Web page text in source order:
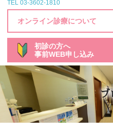
TEL 03-3602-1810
オンライン診療について
初診の方へ
事前WEB申し込み
ブ